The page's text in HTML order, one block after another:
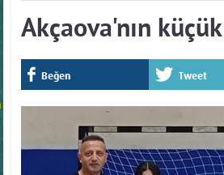
Akçaova'nın
Beğen Tweet